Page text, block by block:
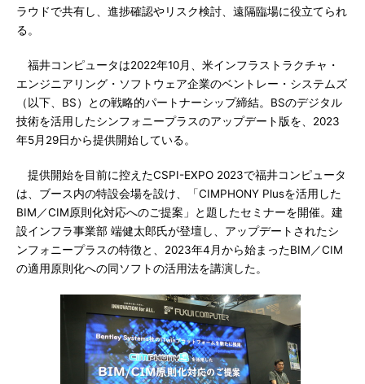
ラウドで共有し、進捗確認やリスク検討、遠隔臨場に役立てられ
る。
福井コンピュータは2022年10月、米インフラストラクチャ・
エンジニアリング・ソフトウェア企業のベントレー・システムズ
（以下、BS）との戦略的パートナーシップ締結。BSのデジタル
技術を活用したシンフォニープラスのアップデート版を、2023
年5月29日から提供開始している。
提供開始を目前に控えたCSPI-EXPO 2023で福井コンピュータ
は、ブース内の特設会場を設け、「CIMPHONY Plusを活用した
BIM／CIM原則化対応へのご提案」と題したセミナーを開催。建
設インフラ事業部 端健太郎氏が登壇し、アップデートされたシ
ンフォニープラスの特徴と、2023年4月から始まったBIM／CIM
の適用原則化への同ソフトの活用法を講演した。